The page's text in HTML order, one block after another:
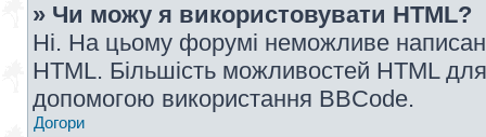
» Чи можу я використовувати HTML?
Ні. На цьому форумі неможливе
HTML. Більшість можливостей HTML
допомогою використання BBCode.
Догори